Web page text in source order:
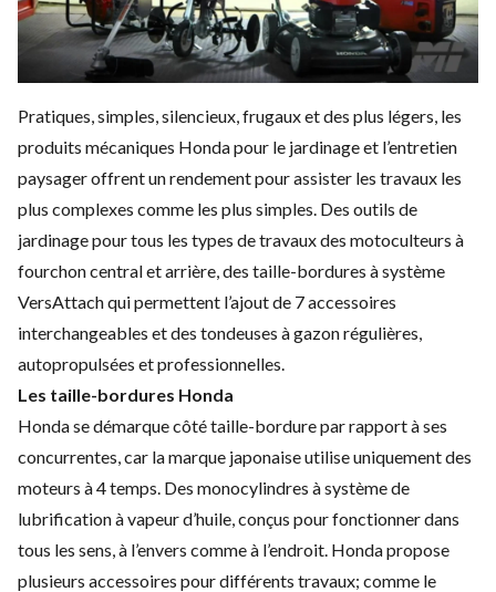
Pratiques, simples, silencieux, frugaux et des plus légers, les
produits mécaniques Honda pour le jardinage et l’entretien
paysager offrent un rendement pour assister les travaux les
plus complexes comme les plus simples. Des outils de
jardinage pour tous les types de travaux des motoculteurs à
fourchon central et arrière, des taille-bordures à système
VersAttach qui permettent l’ajout de 7 accessoires
interchangeables et des tondeuses à gazon régulières,
autopropulsées et professionnelles.
Les taille-bordures Honda
Honda se démarque côté taille-bordure par rapport à ses
concurrentes, car la marque japonaise utilise uniquement des
moteurs à 4 temps. Des monocylindres à système de
lubrification à vapeur d’huile, conçus pour fonctionner dans
tous les sens, à l’envers comme à l’endroit. Honda propose
plusieurs accessoires pour différents travaux; comme le